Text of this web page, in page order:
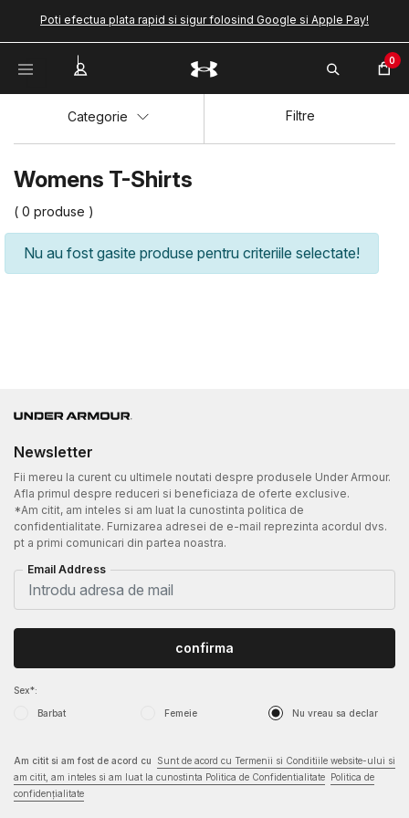
Poti efectua plata rapid si sigur folosind Google si Apple Pay!
0
Womens T-Shirts
( 0 produse )
Categorie Filtre
Nu au fost gasite produse pentru criteriile selectate!
Newsletter
Fii mereu la curent cu ultimele noutati despre produsele Under Armour.
Afla primul despre reduceri si beneficiaza de oferte exclusive.
*Am citit, am inteles si am luat la cunostinta politica de
confidentialitate. Furnizarea adresei de e-mail reprezinta acordul dvs.
pt a primi comunicari din partea noastra.
Email Address
Sex*:
Barbat Femeie Nu vreau sa declar
confirma
Am citit si am fost de acord cu
Sunt de acord cu Termenii si Conditiile website-ului si
am citit, am inteles si am luat la cunostinta Politica de Confidentialitate Politica de
confidențialitate